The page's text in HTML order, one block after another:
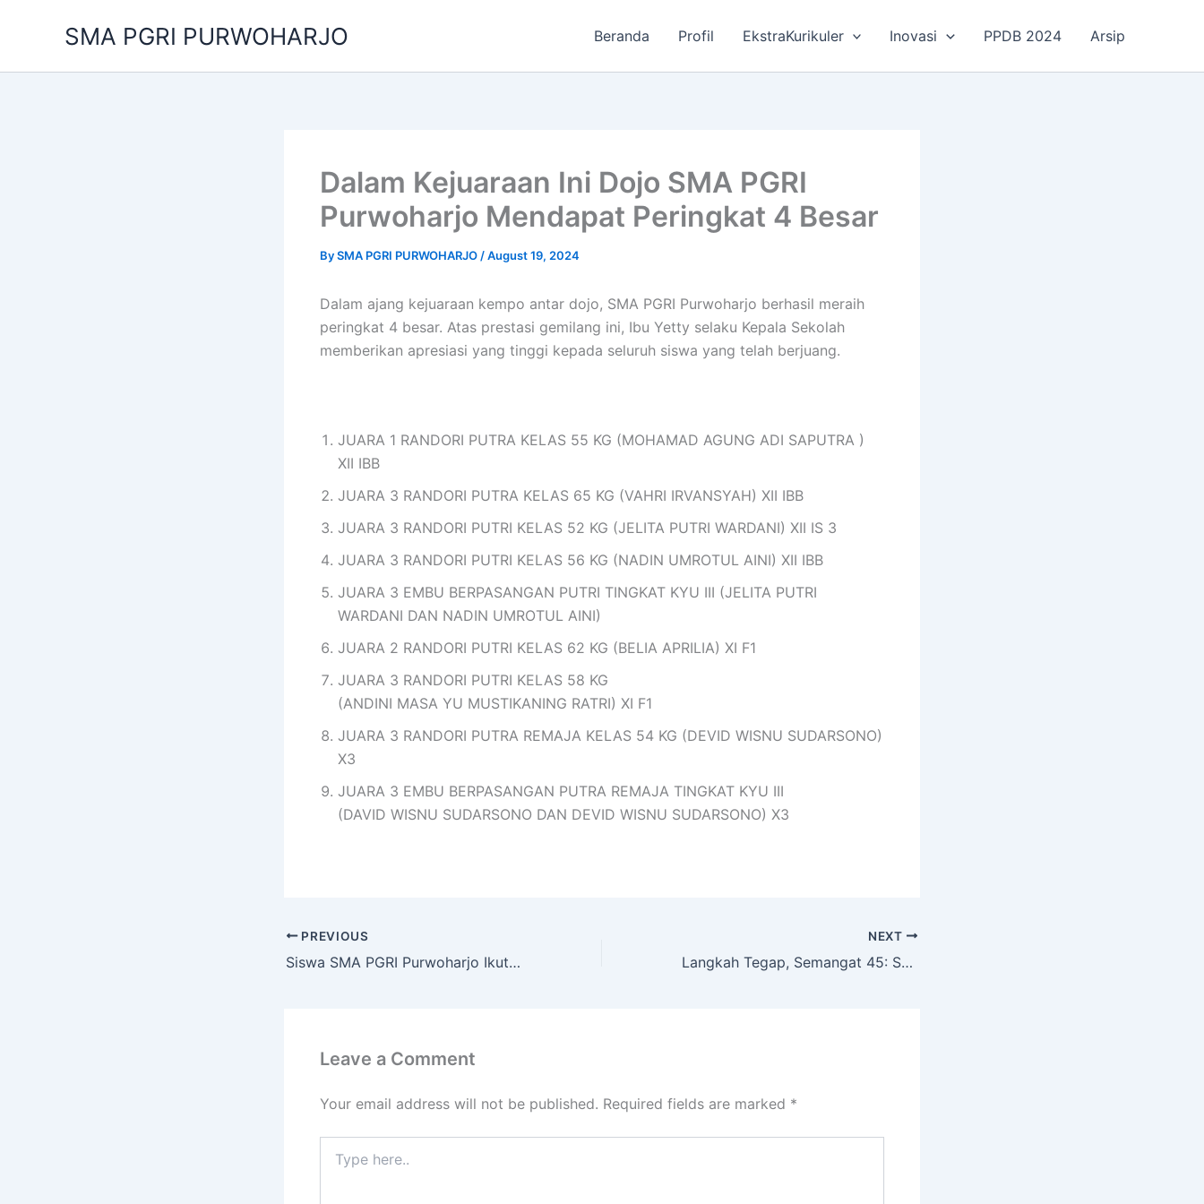
SMA PGRI PURWOHARJO Beranda Profil EkstraKurikuler Inovasi PPDB 2024 Arsip
Dalam Kejuaraan Ini Dojo SMA PGRI
Purwoharjo Mendapat Peringkat 4 Besar
BySMA PGRI PURWOHARJO /August 19, 2024
Dalam ajang kejuaraan kempo antar dojo, SMA PGRI Purwoharjo berhasil meraih
peringkat 4 besar. Atas prestasi gemilang ini, Ibu Yetty selaku Kepala Sekolah
memberikan apresiasi yang tinggi kepada seluruh siswa yang telah berjuang.
JUARA 1 RANDORI PUTRA KELAS 55 KG (MOHAMAD AGUNG ADI SAPUTRA )
XII IBB
JUARA 3 RANDORI PUTRA KELAS 65 KG (VAHRI IRVANSYAH) XII IBB
JUARA 3 RANDORI PUTRI KELAS 52 KG (JELITA PUTRI WARDANI) XII IS 3
JUARA 3 RANDORI PUTRI KELAS 56 KG (NADIN UMROTUL AINI) XII IBB
JUARA 3 EMBU BERPASANGAN PUTRI TINGKAT KYU III (JELITA PUTRI
WARDANI DAN NADIN UMROTUL AINI)
JUARA 2 RANDORI PUTRI KELAS 62 KG (BELIA APRILIA) XI F1
JUARA 3 RANDORI PUTRI KELAS 58 KG
(ANDINI MASA YU MUSTIKANING RATRI) XI F1
JUARA 3 RANDORI PUTRA REMAJA KELAS 54 KG (DEVID WISNU SUDARSONO)
X3
JUARA 3 EMBU BERPASANGAN PUTRA REMAJA TINGKAT KYU III
(DAVID WISNU SUDARSONO DAN DEVID WISNU SUDARSONO) X3
PREVIOUS
Siswa SMA PGRI Purwoharjo Ikuti ANBK, Hadapi ANBK dengan Semangat
NEXT
Langkah Tegap, Semangat 45: SMA PGRI Purwoharjo Ikuti Lomba Gerak Jalan di Tingkat Kecamatan Purwoharjo
Leave a Comment
Your email address will not be published. Required fields are marked *
here..